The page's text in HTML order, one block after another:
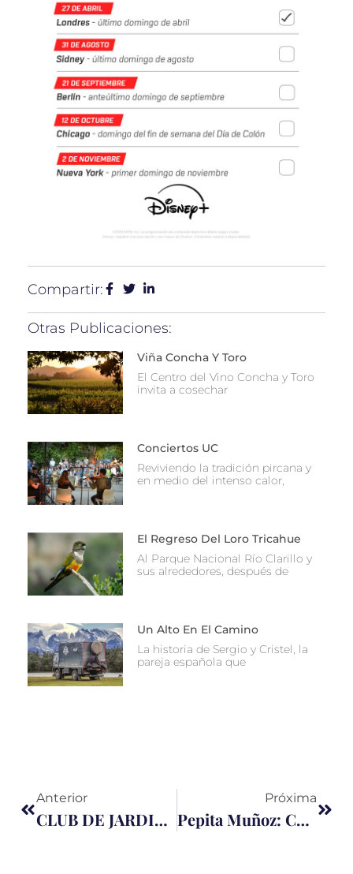
Compartir:
Otras Publicaciones:
Viña Concha Y Toro
El Centro del Vino Concha y Toro
invita a cosechar
Conciertos UC
Reviviendo la tradición pircana y
en medio del intenso calor,
El Regreso Del Loro Tricahue
Al Parque Nacional Río Clarillo y
sus alrededores, después de
Un Alto En El Camino
La historia de Sergio y Cristel, la
pareja española que
Anterior
CLUB DE JARDINES DE PIRQUE
Próxima
Pepita Muñoz: Canto, Tradición Y Resistencia